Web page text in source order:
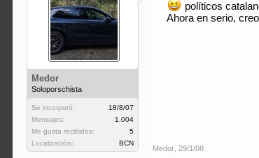
Medor
Soloporschista
Se incorporó:
18/8/07
Mensajes:
1.004
Me gusta recibidos:
5
Localización:
BCN
políticos
Ahora en serio,
Medor 29/1/08